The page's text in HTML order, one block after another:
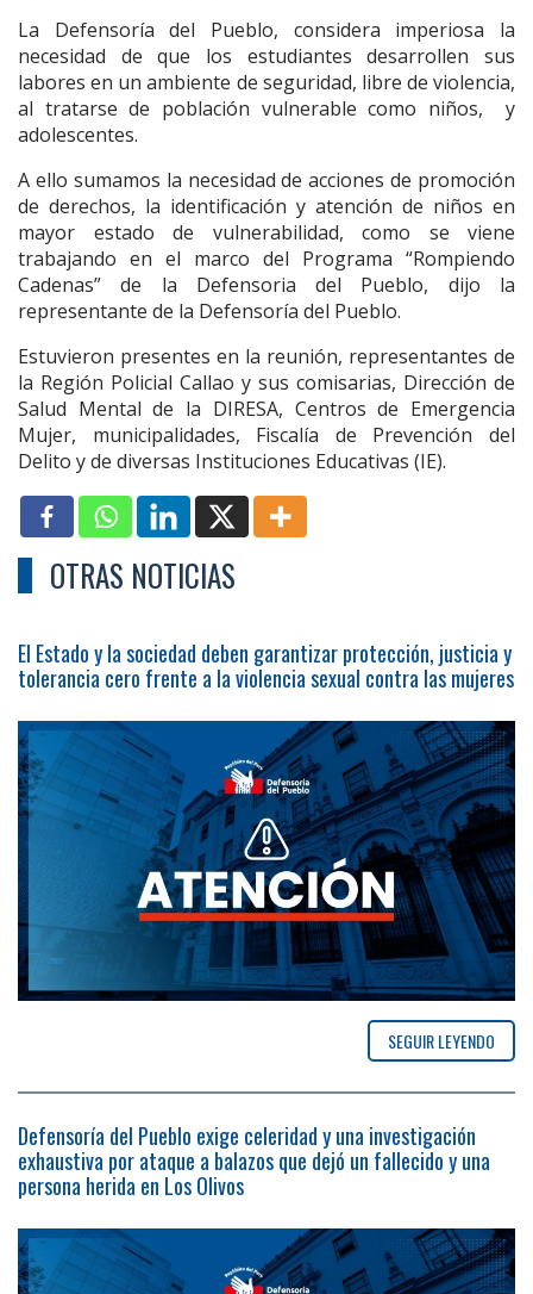
La Defensoría del Pueblo, considera imperiosa la
necesidad de que los estudiantes desarrollen sus
labores en un ambiente de seguridad, libre de violencia,
al tratarse de población vulnerable como niños, y
adolescentes.
A ello sumamos la necesidad de acciones de promoción
de derechos, la identificación y atención de niños en
mayor estado de vulnerabilidad, como se viene
trabajando en el marco del Programa “Rompiendo
Cadenas” de la Defensoria del Pueblo, dijo la
representante de la Defensoría del Pueblo.
Estuvieron presentes en la reunión, representantes de
la Región Policial Callao y sus comisarias, Dirección de
Salud Mental de la DIRESA, Centros de Emergencia
Mujer, municipalidades, Fiscalía de Prevención del
Delito y de diversas Instituciones Educativas (IE).
OTRAS NOTICIAS
El Estado y la sociedad deben garantizar protección, justicia y
tolerancia cero frente a la violencia sexual contra las mujeres
SEGUIR LEYENDO
Defensoría del Pueblo exige celeridad y una investigación
exhaustiva por ataque a balazos que dejó un fallecido y una
persona herida en Los Olivos